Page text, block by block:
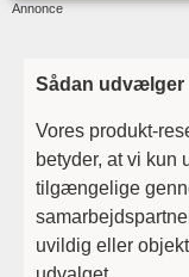
Annonce
Sådan udvælger
Vores produkt-
betyder, at vi kun
tilgængelige
uvildig eller